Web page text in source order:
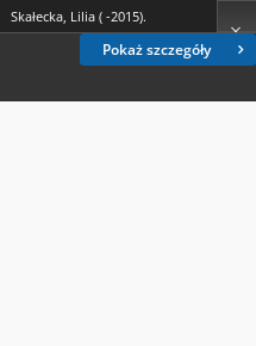
Pokaż szczegóły
Skałecka, Lilia ( -2015).